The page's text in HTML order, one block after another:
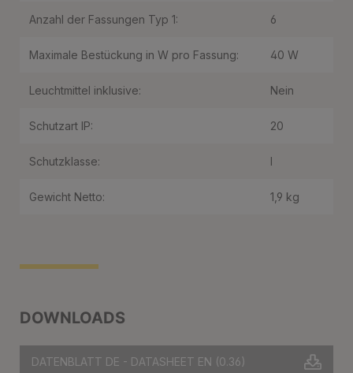
DOWNLOADS
DATENBLATT DE - DATASHEET EN (0.36)
Anzahl der Fassungen Typ 1: 6
Maximale Bestückung in W pro Fassung: 40 W
Leuchtmittel inklusive: Nein
Schutzart IP: 20
Schutzklasse: I
Gewicht Netto: 1,9 kg